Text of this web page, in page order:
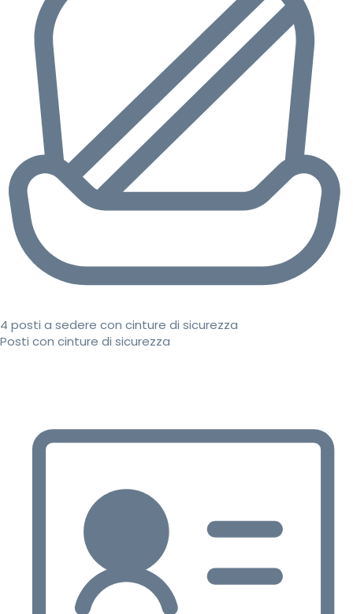
4 posti a sedere con cinture di sicurezza
Posti con cinture di sicurezza